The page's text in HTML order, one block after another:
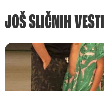
JOŠ SLIČNIH VESTI